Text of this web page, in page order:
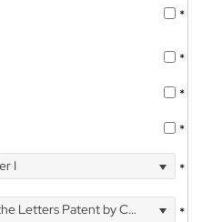
*
*
*
*
I *
Letters Patent by Courier
*